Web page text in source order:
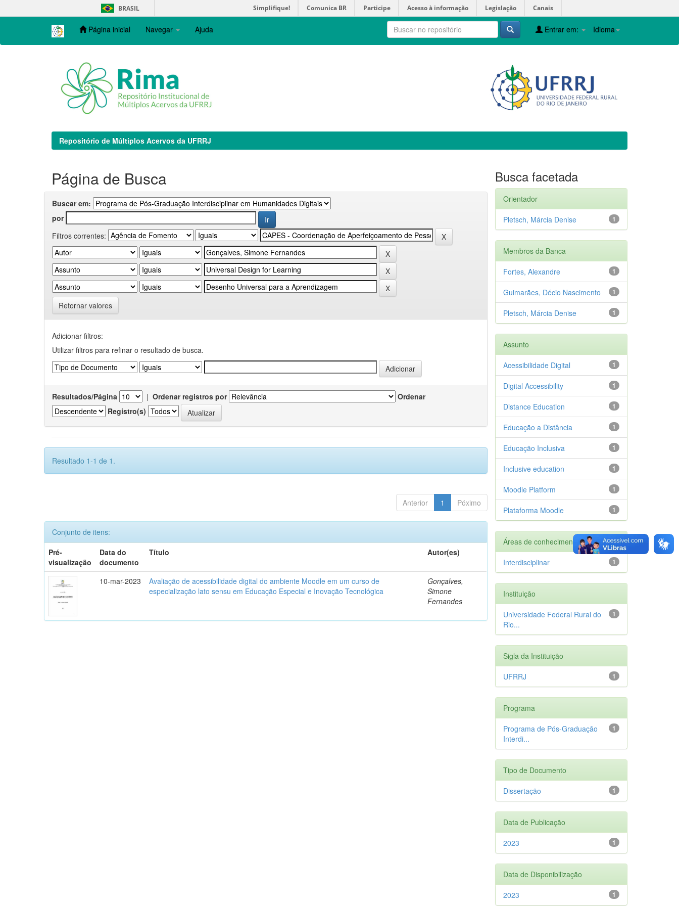
navigation
BRASIL Simplifique! Comunica BR Participe Acesso à informação Legislação Canais
Página inicial Navegar Ajuda Idioma
Entrar em:
Repositório de Múltiplos Acervos da UFRRJ
Página de Busca
Buscar em:
por
Filtros correntes:
Retornar valores
Adicionar filtros:
Utilizar filtros para refinar o resultado de busca.
Resultados/Página | Ordenar registros por
Ordenar
Registro(s)
Resultado 1-1 de 1.
Anterior 1 Póximo
Conjunto de itens:
Pré-
visualização
Data do
documento
Título Autor(es)
10-mar-2023
Avaliação de acessibilidade digital do ambiente Moodle em um curso de
especialização lato sensu em Educação Especial e Inovação Tecnológica
Gonçalves,
Simone
Fernandes
Busca facetada
Orientador
1
Pletsch, Márcia Denise
Membros da Banca
1
Fortes, Alexandre
1
Guimarães, Décio Nascimento
1
Pletsch, Márcia Denise
Assunto
1
Acessibilidade Digital
1
Digital Accessibility
1
Distance Education
1
Educação a Distância
1
Educação Inclusiva
1
Inclusive education
1
Moodle Platform
1
Plataforma Moodle
Áreas de conhecimento
1
Interdisciplinar
Instituição
1
Universidade Federal Rural do
Rio...
Sigla da Instituição
1
UFRRJ
Programa
1
Programa de Pós-Graduação
Interdi...
Tipo de Documento
1
Dissertação
Data de Publicação
1
2023
Data de Disponibilização
1
2023